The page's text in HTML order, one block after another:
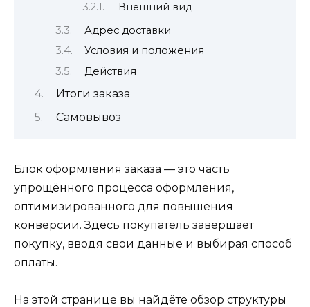
Внешний вид
Адрес доставки
Условия и положения
Действия
Итоги заказа
Самовывоз
Блок оформления заказа — это часть
упрощённого процесса оформления,
оптимизированного для повышения
конверсии. Здесь покупатель завершает
покупку, вводя свои данные и выбирая способ
оплаты.
На этой странице вы найдёте обзор структуры